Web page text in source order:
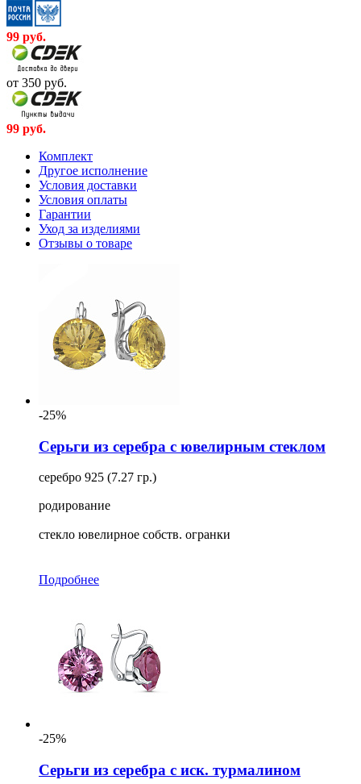
99 руб.
от 350 руб.
99 руб.
Комплект
Другое исполнение
Условия доставки
Условия оплаты
Гарантии
Уход за изделиями
Отзывы о товаре
-25%
Серьги из серебра с ювелирным стеклом
серебро 925 (7.27 гр.)
родирование
стекло ювелирное собств. огранки
Подробнее
-25%
Серьги из серебра с иск. турмалином